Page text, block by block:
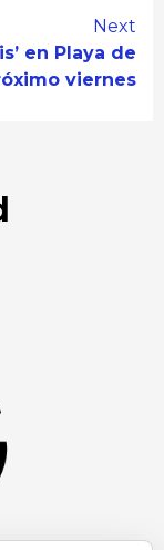
Next
en Playa de
viernes